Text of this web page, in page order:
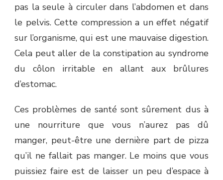
pas la seule à circuler dans l’abdomen et dans
le pelvis. Cette compression a un effet négatif
sur l’organisme, qui est une mauvaise digestion.
Cela peut aller de la constipation au syndrome
du côlon irritable en allant aux brûlures
d’estomac.
Ces problèmes de santé sont sûrement dus à
une nourriture que vous n’aurez pas dû
manger, peut-être une dernière part de pizza
qu’il ne fallait pas manger. Le moins que vous
puissiez faire est de laisser un peu d’espace à